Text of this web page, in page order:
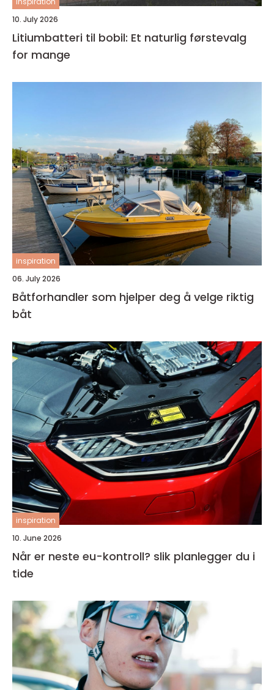
10. July 2026
Litiumbatteri til bobil: Et naturlig førstevalg
for mange
inspiration
06. July 2026
Båtforhandler som hjelper deg å velge riktig
båt
inspiration
10. June 2026
Når er neste eu-kontroll? slik planlegger du i
tide